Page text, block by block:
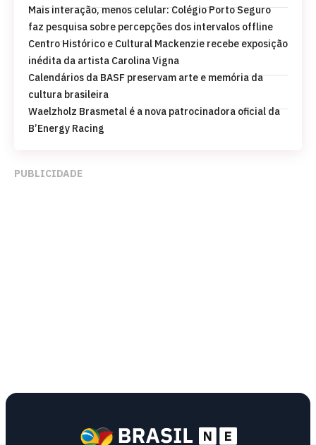
Mais interação, menos celular: Colégio Porto Seguro
faz pesquisa sobre percepções dos intervalos offline
Centro Histórico e Cultural Mackenzie recebe exposição
inédita da artista Carolina Vigna
Calendários da BASF preservam arte e memória da
cultura brasileira
Waelzholz Brasmetal é a nova patrocinadora oficial da
B’Energy Racing
PUBLICIDADE